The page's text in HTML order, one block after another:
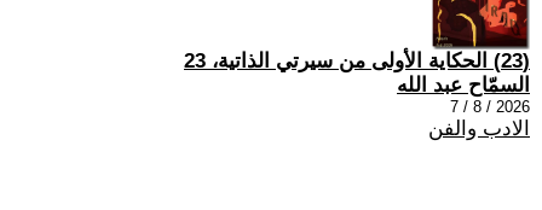
(23) الحكاية الأولى من سيرتي الذاتية، 23
السمّاح عبد الله
2026 / 8 / 7
الادب والفن